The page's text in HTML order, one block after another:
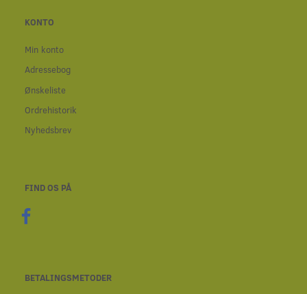
KONTO
Min konto
Adressebog
Ønskeliste
Ordrehistorik
Nyhedsbrev
FIND OS PÅ
BETALINGSMETODER